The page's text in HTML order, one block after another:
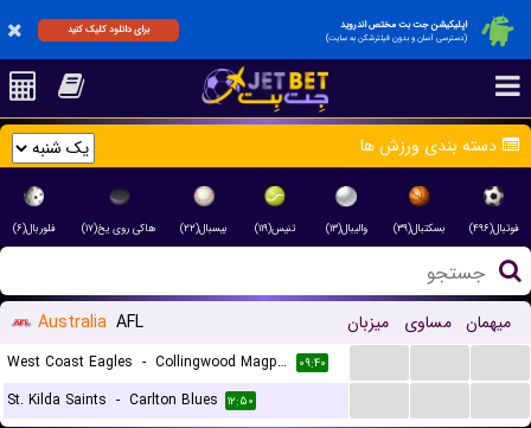
اپلیکیشن جت بت مختص اندروید
(دسترسی آسان و بدون فیلترشکن به سایت)
برای دانلود کلیک کنید
دسته بندی ورزش ها
فوتبال(۴۹۶) بسکتبال(۳۹) والیبال(۱۳) تنیس(۱۱۹) بیسبال(۲۲) هاکی روی یخ(۱۷) فلوربال(۶)
Australia AFL میزبان مساوی میهمان
West Coast Eagles - Collingwood Magpies ۰۹:۴۰
St. Kilda Saints - Carlton Blues ۱۲:۵۰